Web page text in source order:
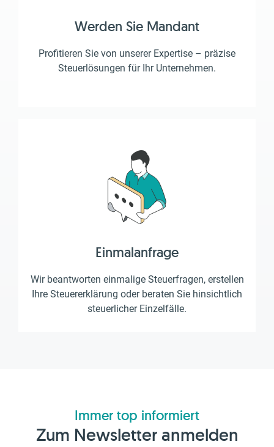
Werden Sie Mandant
Profitieren Sie von unserer Expertise – präzise
Steuerlösungen für Ihr Unternehmen.
Einmalanfrage
Wir beantworten einmalige Steuerfragen, erstellen
Ihre Steuererklärung oder beraten Sie hinsichtlich
steuerlicher Einzelfälle.
Immer top informiert
Zum Newsletter anmelden